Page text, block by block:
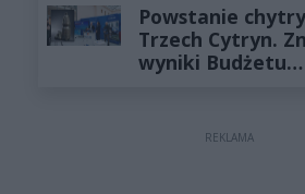
Powstanie
Trzech Cytryn.
wyniki Budżetu
REKLAMA